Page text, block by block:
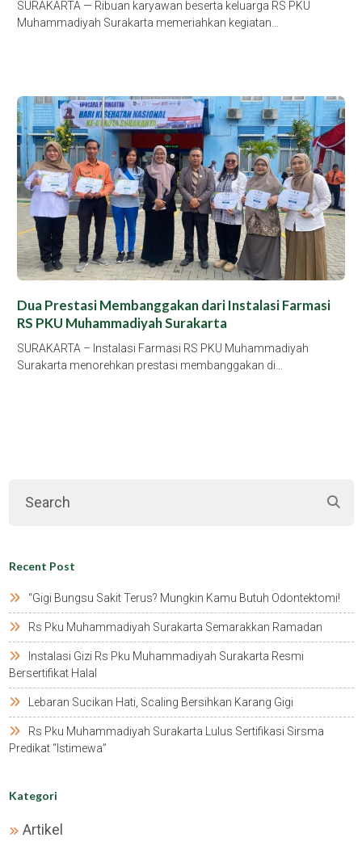
SURAKARTA — Ribuan karyawan beserta keluarga RS PKU
Muhammadiyah Surakarta memeriahkan kegiatan…
Dua Prestasi Membanggakan dari Instalasi Farmasi
RS PKU Muhammadiyah Surakarta
SURAKARTA – Instalasi Farmasi RS PKU Muhammadiyah
Surakarta menorehkan prestasi membanggakan di…
Recent Post
“gigi Bungsu Sakit Terus? Mungkin Kamu Butuh Odontektomi!
Rs Pku Muhammadiyah Surakarta Semarakkan Ramadan
Instalasi Gizi Rs Pku Muhammadiyah Surakarta Resmi
Bersertifikat Halal
Lebaran Sucikan Hati, Scaling Bersihkan Karang Gigi
Rs Pku Muhammadiyah Surakarta Lulus Sertifikasi Sirsma
Predikat “istimewa”
Kategori
Artikel